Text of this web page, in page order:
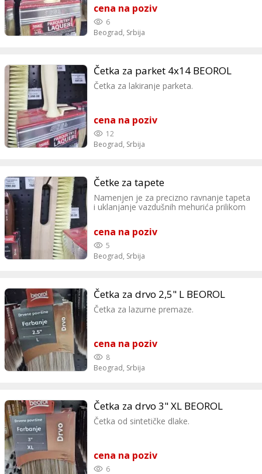
cena na poziv
6
Beograd, Srbija
Četka za parket 4x14 BEOROL
Četka za lakiranje parketa.
cena na poziv
12
Beograd, Srbija
Četke za tapete
Namenjen je za precizno ravnanje tapeta
i uklanjanje vazdušnih mehurića prilikom
cena na poziv
5
Beograd, Srbija
Četka za drvo 2,5" L BEOROL
Četka za lazurne premaze.
cena na poziv
8
Beograd, Srbija
Četka za drvo 3" XL BEOROL
Četka od sintetičke dlake.
cena na poziv
6